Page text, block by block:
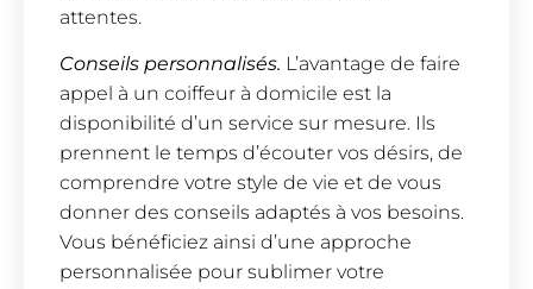
attentes.
Conseils personnalisés. L’avantage de faire
appel à un coiffeur à domicile est la
disponibilité d’un service sur mesure. Ils
prennent le temps d’écouter vos désirs, de
comprendre votre style de vie et de vous
donner des conseils adaptés à vos besoins.
Vous bénéficiez ainsi d’une approche
personnalisée pour sublimer votre